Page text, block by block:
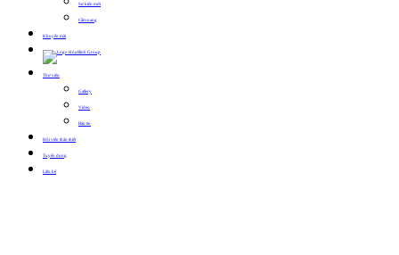
Sự kiện mới
Cẩm nang
Khuyến mãi
Thư viện
Gallery
Video
Bản tin
Hội viên thân thiết
Tuyển dụng
Liên hệ